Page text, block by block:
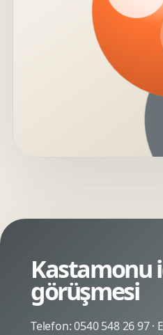
Kastamonu
görüşmesi
Telefon:0540 548 26 97·